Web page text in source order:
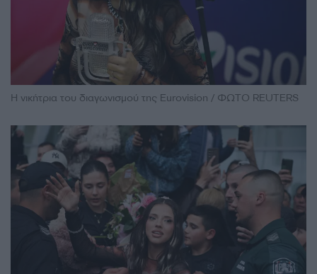
Η νικήτρια του διαγωνισμού της Eurovision / ΦΩΤΟ REUTERS